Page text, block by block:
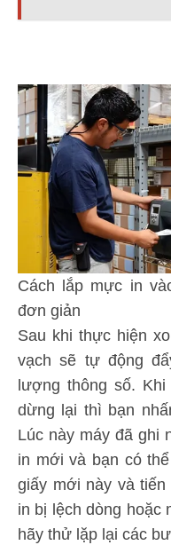
Cách lắp mực in
đơn giản
Sau khi thực hiện
vạch sẽ tự động
lượng thông số.
dừng lại thì bạn
Lúc này máy đã ghi
in mới và bạn có
giấy mới này và
in bị lệch dòng hoặc
hãy thử lặp lại các